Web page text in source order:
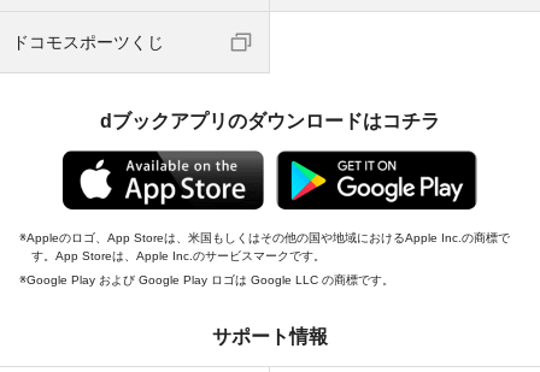
ドコモスポーツくじ
dブックアプリのダウンロードはコチラ
Appleのロゴ、App Storeは、米国もしくはその他の国や地域におけるApple Inc.の商標で
す。App Storeは、Apple Inc.のサービスマークです。
Google Play および Google Play ロゴは Google LLC の商標です。
サポート情報